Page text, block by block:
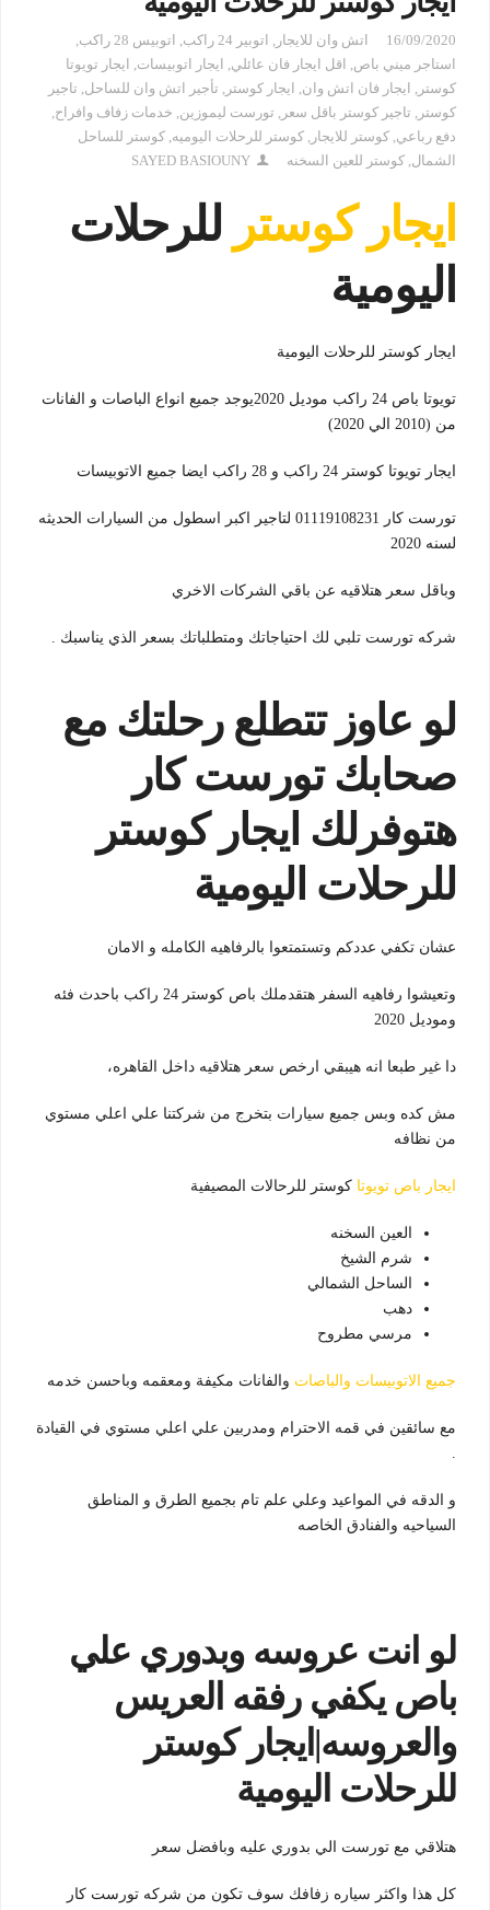
16/09/2020 اتش وان للايجار , اتوبير 24 راكب , اتوبيس 28 راكب
,
استاجر ميني باص, اقل ايجار فان عائلي, ايجار اتوبيسات, ايجار تويوتا
كوستر , ايجار فان اتش وان, ايجار كوستر , تأجير اتش وان للساحل, تاجير
كوستر , تاجير كوستر باقل سعر , تورست ليموزين, خدمات زفاف وافراح,
دفع رباعي, كوستر للايجار , كوستر للرحلات اليوميه, كوستر للساحل
الشمال, كوستر للعين السخنه SAYED BASIOUNY
ايجار كوستر للرحلات
اليومية
ايجار كوستر للرحلات اليومية
تويوتا باص 24 راكب موديل 2020يوجد جميع انواع الباصات و الفانات
من (2010 الي 2020)
ايجار تويوتا كوستر 24 راكب و 28 راكب ايضا جميع الاتوبيسات
تورست كار 01119108231 لتاجير اكبر اسطول من السيارات الحديثه
لسنه 2020
وباقل سعر هتلاقيه عن باقي الشركات الاخري
شركه تورست تلبي لك احتياجاتك ومتطلباتك بسعر الذي يناسبك .
لو عاوز تتطلع رحلتك مع
صحابك تورست كار
هتوفرلك ايجار كوستر
للرحلات اليومية
عشان تكفي عددكم وتستمتعوا بالرفاهيه الكامله و الامان
وتعيشوا رفاهيه السفر هتقدملك باص كوستر 24 راكب باحدث فئه
وموديل 2020
دا غير طبعا انه هيبقي ارخص سعر هتلاقيه داخل القاهره،
مش كده وبس جميع سيارات بتخرج من شركتنا علي اعلي مستوي
من نظافه
ايجار باص تويوتا كوستر للرحالات المصيفية
العين السخنه
شرم الشيخ
الساحل الشمالي
دهب
مرسي مطروح
جميع الاتوبيسات والباصات والفانات مكيفة ومعقمه وباحسن خدمه
مع سائقين في قمه الاحترام ومدربين علي اعلي مستوي في القيادة
.
و الدقه في المواعيد وعلي علم تام بجميع الطرق و المناطق
السياحيه والفنادق الخاصه
لو انت عروسه وبدوري علي
باص يكفي رفقه العريس
والعروسه|ايجار كوستر
للرحلات اليومية
هتلاقي مع تورست الي بدوري عليه وبافضل سعر
كل هذا واكثر سياره زفافك سوف تكون من شركه تورست كار